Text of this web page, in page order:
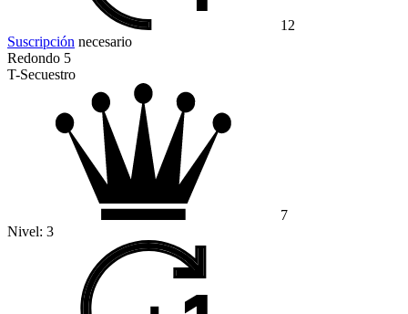
12
Suscripción necesario
Redondo 5
T-Secuestro
7
Nivel: 3